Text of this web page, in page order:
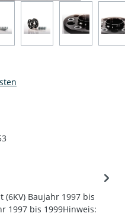
(6KV) Baujahr 1997 bis
1997 bis 1999Hinweis: